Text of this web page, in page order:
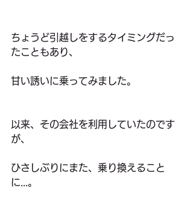
ちょうど引越しをするタイミングだっ
たこともあり、
甘い誘いに乗ってみました。
以来、その会社を利用していたのです
が、
ひさしぶりにまた、乗り換えること
に...。